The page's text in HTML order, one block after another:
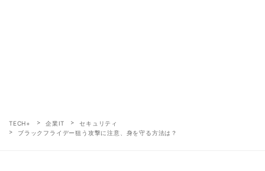
TECH+ 企業IT
セキュリティ
ブラックフライデー狙う攻撃に注意、身を守る方法は？